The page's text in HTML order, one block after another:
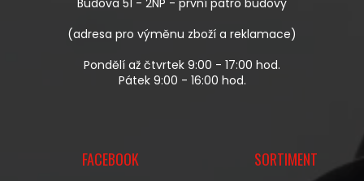
V
P
I
Budova 51 - 2NP - první patro budovy
(adresa pro výměnu zboží a reklamace)
Pondělí až čtvrtek 9:00 - 17:00 hod.
Pátek 9:00 - 16:00 hod.
FACEBOOK SORTIMENT